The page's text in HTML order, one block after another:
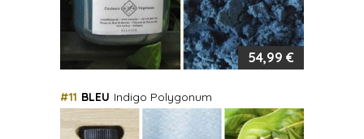
54,99 €
#11 BLEU Indigo Polygonum